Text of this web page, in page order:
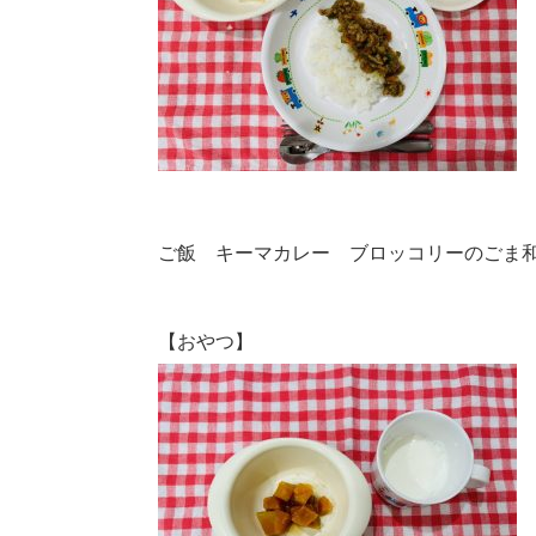
ご飯 キーマカレー ブロッコリーのごま
【おやつ】